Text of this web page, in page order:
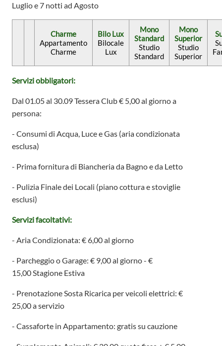
Luglio e 7 notti ad Agosto
Charme
Appartamento
Charme
Bilo Lux
Bilocale
Lux
Mono
Standard
Studio
Standard
Mono
Superior
Studio
Superior
Servizi obbligatori:
Dal 01.05 al 30.09 Tessera Club € 5,00 al giorno a
persona:
- Consumi di Acqua, Luce e Gas (aria condizionata
esclusa)
- Prima fornitura di Biancheria da Bagno e da Letto
- Pulizia Finale dei Locali (piano cottura e stoviglie
esclusi)
Servizi facoltativi:
- Aria Condizionata: € 6,00 al giorno
- Parcheggio o Garage: € 9,00 al giorno - €
15,00Stagione Estiva
- Prenotazione Sosta Ricarica per veicoli elettrici: €
25,00 a servizio
- Cassaforte in Appartamento: gratis su cauzione